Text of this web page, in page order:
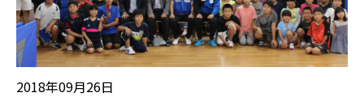
2018年09月26日